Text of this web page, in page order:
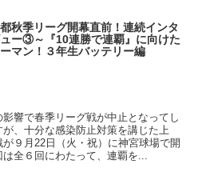
秋季リーグ開幕直前！連続インタ
ー③～『10連勝で連覇』に向けた
マン！３年生バッテリー編
響で春季リーグ戦が中止となってし
、十分な感染防止対策を講じた上
９月22日（火・祝）に神宮球場で開
全６回にわたって、連覇を...